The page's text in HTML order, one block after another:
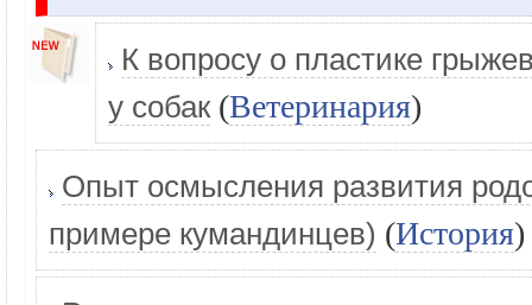
К вопросу о пластике
у собак (Ветеринария)
Опыт осмысления развития
примере кумандинцев) (История)